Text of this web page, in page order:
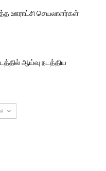
ஊராட்சி செயலாளர்கள்
ஆய்வு நடத்திய